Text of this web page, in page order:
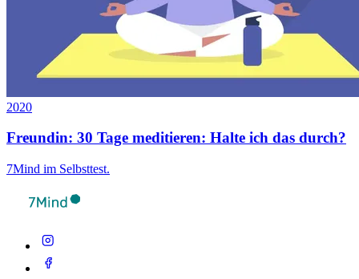
2020
Freundin: 30 Tage meditieren: Halte ich das durch?
7Mind im Selbsttest.